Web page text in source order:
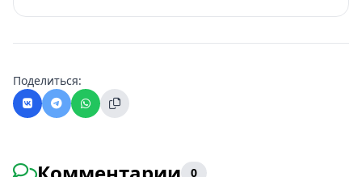
Поделиться:
0